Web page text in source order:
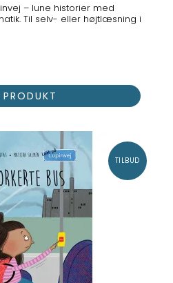
– lune historier med
Til selv- eller højtlæsning i
TILBUD